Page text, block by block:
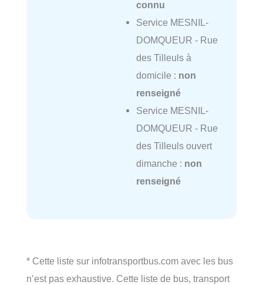
connu
Service MESNIL-
DOMQUEUR - Rue
des Tilleuls à
domicile : non
renseigné
Service MESNIL-
DOMQUEUR - Rue
des Tilleuls ouvert
dimanche : non
renseigné
* Cette liste sur infotransportbus.com avec les bus
n’est pas exhaustive. Cette liste de bus, transport